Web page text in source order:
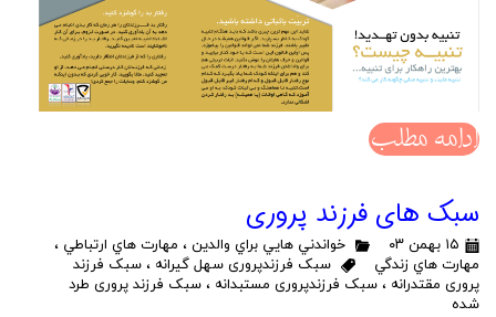
ادامه مطلب
سبک های فرزند پروری
۱۵ بهمن ۰۳ خواندني هايي براي والدين ، مهارت هاي ارتباطي ،
مهارت هاي زندگي
سبک فرزندپروری سهل گیرانه ، سبک فرزند
پروری مقتدرانه ، سبک فرزندپروری مستبدانه ، سبک فرزند پروری طرد
شده